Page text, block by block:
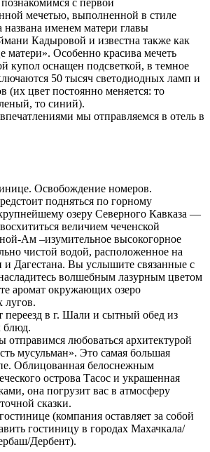
с первой
мечетью, выполненной в стиле
названа именем матери главы
Кадыровой и известна также как
матери». Особенно красива мечеть
купол оснащен подсветкой, в темное
50 тысяч светодиодных ламп и
(их цвет постоянно меняется: то
то синий).
мы отправляемся в отель в
Освобождение номеров.
подняться по горному
озеру Северного Кавказа —
величием чеченской
Ам –изумительное высокогорное
чистой водой, расположенное на
и Дагестана. Вы услышите связанные с
волшебным лазурным цветом
аромат окружающих озеро
лугов.
переезд в г. Шали и сытный обед из
блюд.
отправимся любоваться архитектурой
мусульман». Это самая большая
Облицованная белоснежным
острова Тасос и украшенная
она погрузит вас в атмосферу
сказки.
(компания оставляет за собой
гостиницу в городах Махачкала/
Дербент).